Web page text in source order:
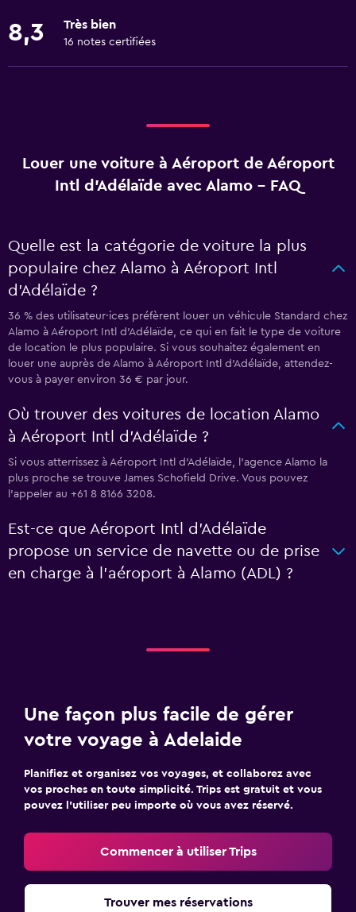
8,3 Très bien
16 notes certifiées
Louer une voiture à Aéroport de Aéroport
Intl d'Adélaïde avec Alamo - FAQ
Quelle est la catégorie de voiture la plus
populaire chez Alamo à Aéroport Intl
d'Adélaïde ?
36 % des utilisateur·ices préfèrent louer un véhicule Standard chez
Alamo à Aéroport Intl d'Adélaïde, ce qui en fait le type de voiture
de location le plus populaire. Si vous souhaitez également en
louer une auprès de Alamo à Aéroport Intl d'Adélaïde, attendez-
vous à payer environ 36 € par jour.
Où trouver des voitures de location Alamo
à Aéroport Intl d'Adélaïde ?
Si vous atterrissez à Aéroport Intl d'Adélaïde, l’agence Alamo la
plus proche se trouve James Schofield Drive. Vous pouvez
l’appeler au +61 8 8166 3208.
Est-ce que Aéroport Intl d'Adélaïde
propose un service de navette ou de prise
en charge à l’aéroport à Alamo (ADL) ?
Une façon plus facile de gérer
votre voyage à Adelaide
Planifiez et organisez vos voyages, et collaborez avec
vos proches en toute simplicité. Trips est gratuit et vous
pouvez l’utiliser peu importe où vous avez réservé.
Commencer à utiliser Trips
Trouver mes réservations